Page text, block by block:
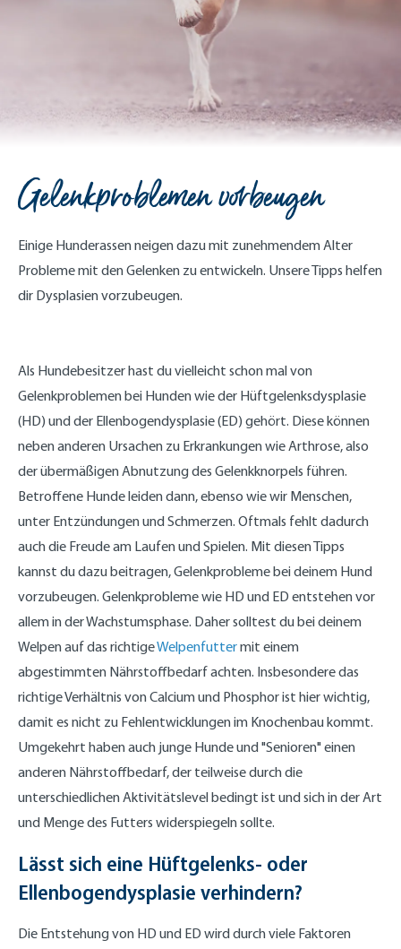
Gelenkproblemen vorbeugen
Einige Hunderassen neigen dazu mit zunehmendem Alter
Probleme mit den Gelenken zu entwickeln. Unsere Tipps helfen
dir Dysplasien vorzubeugen.
Als Hundebesitzer hast du vielleicht schon mal von
Gelenkproblemen bei Hunden wie der Hüftgelenksdysplasie
(HD) und der Ellenbogendysplasie (ED) gehört. Diese können
neben anderen Ursachen zu Erkrankungen wie Arthrose, also
der übermäßigen Abnutzung des Gelenkknorpels führen.
Betroffene Hunde leiden dann, ebenso wie wir Menschen,
unter Entzündungen und Schmerzen. Oftmals fehlt dadurch
auch die Freude am Laufen und Spielen. Mit diesen Tipps
kannst du dazu beitragen, Gelenkprobleme bei deinem Hund
vorzubeugen. Gelenkprobleme wie HD und ED entstehen vor
allem in der Wachstumsphase. Daher solltest du bei deinem
Welpen auf das richtigeWelpenfuttermit einem
abgestimmten Nährstoffbedarf achten. Insbesondere das
richtige Verhältnis von Calcium und Phosphor ist hier wichtig,
damit es nicht zu Fehlentwicklungen im Knochenbau kommt.
Umgekehrt haben auch junge Hunde und "Senioren" einen
anderen Nährstoffbedarf, der teilweise durch die
unterschiedlichen Aktivitätslevel bedingt ist und sich in der Art
und Menge des Futters widerspiegeln sollte.
Lässt sich eine Hüftgelenks- oder
Ellenbogendysplasie verhindern?
Die Entstehung von HD und ED wird durch viele Faktoren